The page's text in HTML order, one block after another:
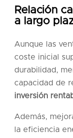
Relación
a largo
Aunque las
coste inicial
durabilidad,
capacidad de
inversión
Además,
la eficiencia